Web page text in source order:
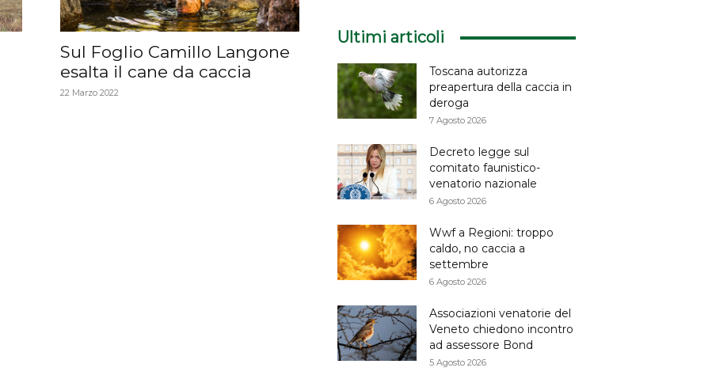
Sul Foglio Camillo Langone
esalta il cane da caccia
22 Marzo 2022
Ultimi articoli
Toscana autorizza
preapertura della caccia in
deroga
7 Agosto 2026
Decreto legge sul
comitato faunistico-
venatorio nazionale
6 Agosto 2026
Wwf a Regioni: troppo
caldo, no caccia a
settembre
6 Agosto 2026
Associazioni venatorie del
Veneto chiedono incontro
ad assessore Bond
5 Agosto 2026